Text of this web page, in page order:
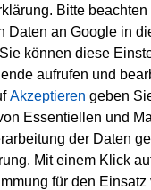
in Weil am Rhein.
Tickets gewinnen.
teilnehmen möchten,
Vielleicht haben Sie ja
gewinnen? Auf
Tickets für die
Bitte
Daten an Google in
können diese
aufrufen und
Akzeptieren geben
Essentiellen und
der Daten
Mit einem Klick
für den Einsatz